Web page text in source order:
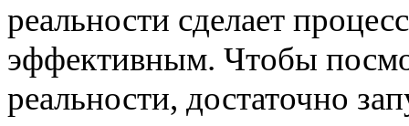
реальности сделает
эффективным. Чтобы
реальности, достаточно